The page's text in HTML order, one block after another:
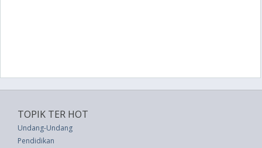
TOPIK TER HOT
Undang-Undang
Pendidikan